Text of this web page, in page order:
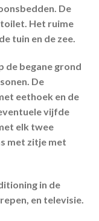
De
Het ruime
tuin en de zee.
de begane grond
De
eethoek en de
vijfde
elk twee
met zitje met
in de
en televisie.